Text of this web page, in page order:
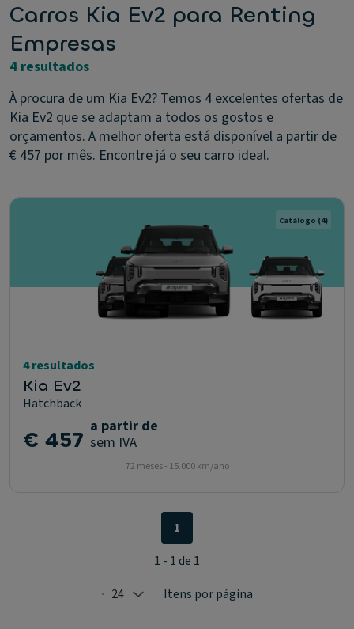
Carros Kia Ev2 para Renting
Empresas
4 resultados
À procura de um Kia Ev2? Temos 4 excelentes ofertas de
Kia Ev2 que se adaptam a todos os gostos e
orçamentos. A melhor oferta está disponível a partir de
€ 457 por mês. Encontre já o seu carro ideal.
Catálogo (4)
4 resultados
Kia Ev2
Hatchback
€ 457 a partir de
sem IVA
72 meses - 15.000 km/ano
Selected: 24
24 Itens por página
1
1 - 1 de 1